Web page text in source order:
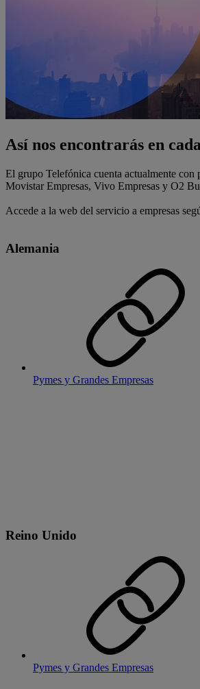
Así nos encontrarás en
El grupo Telefónica cuenta actualmente con
Movistar Empresas, Vivo Empresas y O2
Accede a la web del servicio a empresas
Alemania
Pymes y Grandes Empresas
Reino Unido
Pymes y Grandes Empresas